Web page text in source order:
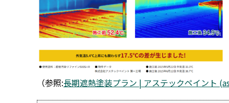
（参照:長期遮熱塗装プラン | アステックペイント